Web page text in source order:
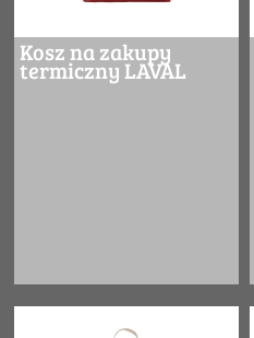
Kosz na zakupy
termiczny LAVAL